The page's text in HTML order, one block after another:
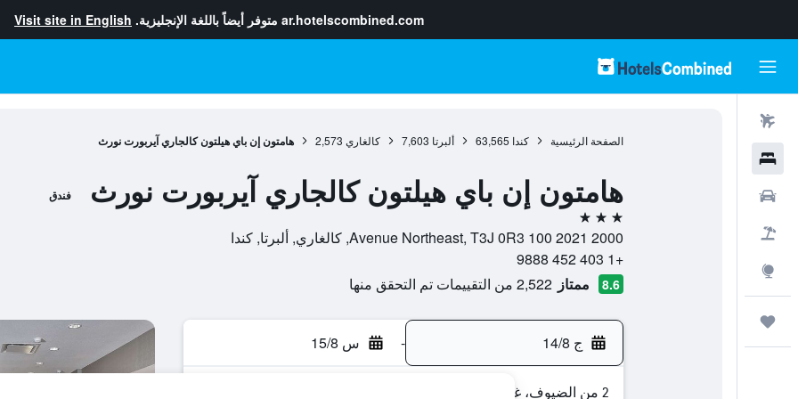
ar.hotelscombined.com متوفر أيضاً باللغة الإنجليزية. Visit site in English
الصفحة الرئيسية كندا 63,565 ألبرتا 7,603 كالغاري 2,573 هامتون إن باي هيلتون كالجاري آيربورت نورث
هامتون إن باي هيلتون كالجاري آيربورت نورث فندق
3 نجوم
2000 2021 100 Avenue Northeast, T3J 0R3, كالغاري, ألبرتا, كندا
+1 403 452 9888
8.6 ممتاز 2,522 من التقييمات تم التحقق منها
ج 14/8 - س 15/8
2 من الضيوف، غرفة واحدة